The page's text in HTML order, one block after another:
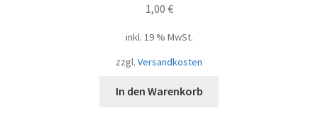
1,00 €
inkl. 19 % MwSt.
zzgl. Versandkosten
In den Warenkorb